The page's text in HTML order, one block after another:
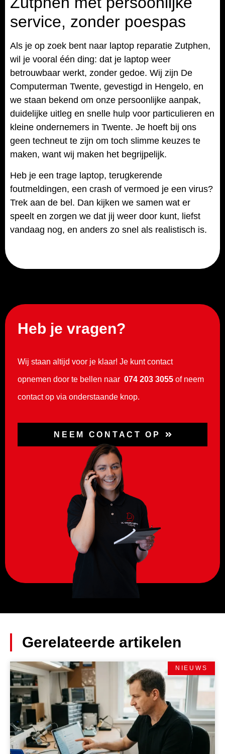
service, zonder poespas
Als je op zoek bent naar laptop reparatie Zutphen,
wil je vooral één ding: dat je laptop weer
betrouwbaar werkt, zonder gedoe. Wij zijn De
Computerman Twente, gevestigd in Hengelo, en
we staan bekend om onze persoonlijke aanpak,
duidelijke uitleg en snelle hulp voor particulieren en
kleine ondernemers in Twente. Je hoeft bij ons
geen techneut te zijn om toch slimme keuzes te
maken, want wij maken het begrijpelijk.
Heb je een trage laptop, terugkerende
foutmeldingen, een crash of vermoed je een virus?
Trek aan de bel. Dan kijken we samen wat er
speelt en zorgen we dat jij weer door kunt, liefst
vandaag nog, en anders zo snel als realistisch is.
Heb je vragen?
Wij staan altijd voor je klaar! Je kunt contact
opnemen door te bellen naar 074 203 3055 of neem
contact op via onderstaande knop.
NEEM CONTACT OP
Gerelateerde artikelen
NIEUWS